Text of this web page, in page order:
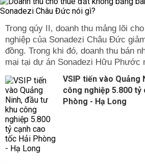
Trong qúy II, doanh thu mảng lõi
nghiệp của Sonadezi Châu Đức
đồng. Trong khi đó, doanh thu bán
mại tại dự án Sonadezi Hữu Phước
VSIP tiến vào Quảng
công nghiệp 5.800 tỷ
Phòng - Hạ Long